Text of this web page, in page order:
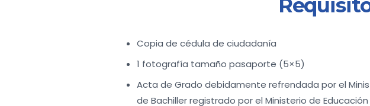
Copia de cédula de ciudadanía
1 fotografía tamaño pasaporte (5×5)
Acta de Grado debidamente refrendada por el
de Bachiller registrado por el Ministerio de Educación